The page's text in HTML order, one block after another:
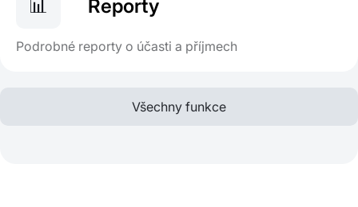
📊 Reporty
Podrobné reporty o účasti a příjmech
Všechny funkce